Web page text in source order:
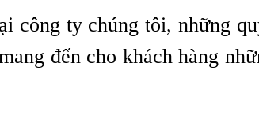
công ty chúng tôi, những
đến cho khách hàng